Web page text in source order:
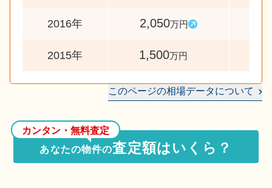
2016年 2,050万円
2015年 1,500万円
このページの相場データについて
カンタン・無料査定
あなたの物件の査定額はいくら？